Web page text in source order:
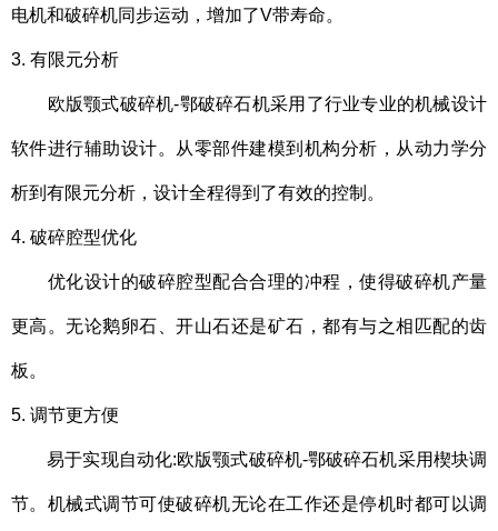
电机和破碎机同步运动，增加了V带寿命。
3. 有限元分析
欧版颚式破碎机-鄂破碎石机采用了行业专业的机械设计
软件进行辅助设计。从零部件建模到机构分析，从动力学分
析到有限元分析，设计全程得到了有效的控制。
4. 破碎腔型优化
优化设计的破碎腔型配合合理的冲程，使得破碎机产量
更高。无论鹅卵石、开山石还是矿石，都有与之相匹配的齿
板。
5. 调节更方便
易于实现自动化:欧版颚式破碎机-鄂破碎石机采用楔块调
节。机械式调节可使破碎机无论在工作还是停机时都可以调